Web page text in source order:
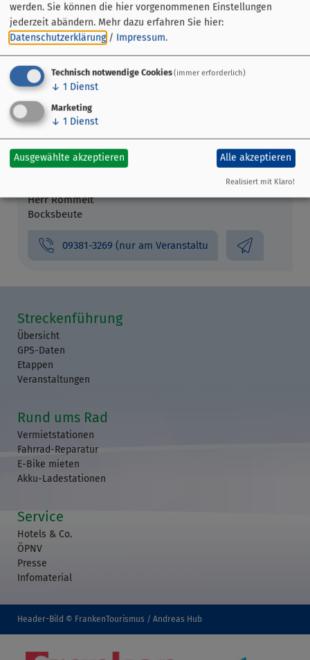
Veranstaltungsort
Bocksbeutelstraße 3
97332 Volkach
Veranstalter
Herr Römmelt
Bocksbeute
09381-3269 (nur am Veranstaltu
Streckenführung
Übersicht
GPS-Daten
Etappen
Veranstaltungen
Rund ums Rad
Vermietstationen
Fahrrad-Reparatur
E-Bike mieten
Akku-Ladestationen
Service
Hotels & Co.
ÖPNV
Presse
Infomaterial
Header-Bild © FrankenTourismus / Andreas Hub
werden. Sie können die hier vorgenommenen Einstellungen
jederzeit abändern. Mehr dazu erfahren Sie hier:
Datenschutzerklärung / Impressum.
Technisch notwendige Cookies(immer erforderlich)
↓ 1 Dienst
Marketing
↓ 1 Dienst
Ausgewählte akzeptieren Alle akzeptieren
Realisiert mit Klaro!